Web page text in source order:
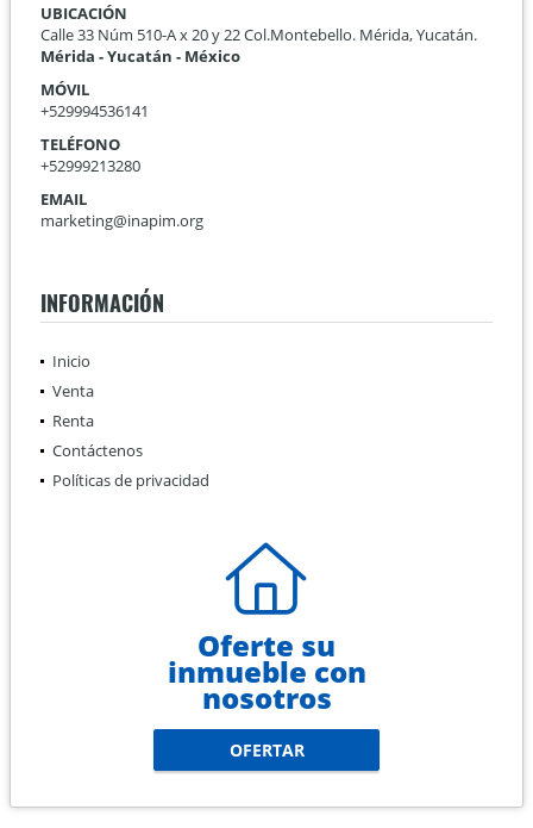
UBICACIÓN
Calle 33 Núm 510-A x 20 y 22 Col.Montebello. Mérida, Yucatán.
Mérida - Yucatán - México
MÓVIL
+529994536141
TELÉFONO
+52999213280
EMAIL
marketing@inapim.org
INFORMACIÓN
Inicio
Venta
Renta
Contáctenos
Políticas de privacidad
Oferte su
inmueble con
nosotros
OFERTAR